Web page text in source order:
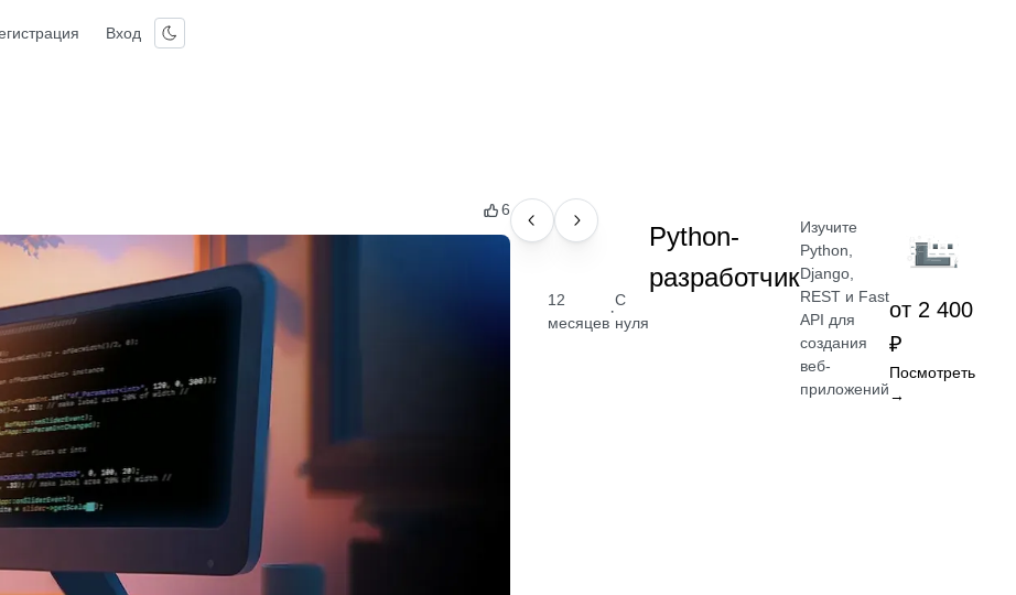
Вход
6
ПРОФЕССИЯ
12
месяцев
·
С
нуля
Python-
разработчик
Изучите
Python,
Django,
REST и Fast
API для
создания
веб-
приложений
от 2 400
₽
Посмотреть
→